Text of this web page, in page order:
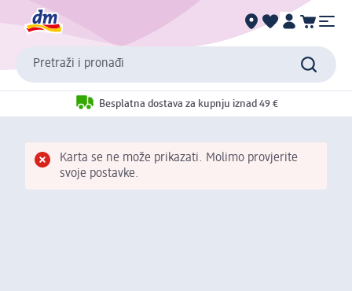
Pretraži i pronađi
Besplatna dostava za kupnju iznad 49 €
Karta se ne može prikazati. Molimo provjerite
svoje postavke.